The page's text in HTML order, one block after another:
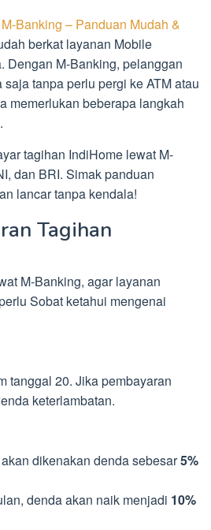
Banking – Panduan Mudah &
berkat layanan Mobile
Dengan M-Banking, pelanggan
tanpa perlu pergi ke ATM atau
memerlukan beberapa langkah
tagihan IndiHome lewat M-
dan BRI. Simak panduan
lancar tanpa kendala!
Tagihan
M-Banking, agar layanan
Sobat ketahui mengenai
tanggal 20. Jika pembayaran
keterlambatan.
dikenakan denda sebesar5%
denda akan naik menjadi 10%